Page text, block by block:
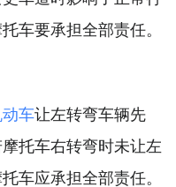
车要承担全部责任。
车让左转弯车辆先
托车右转弯时未让左
车应承担全部责任。